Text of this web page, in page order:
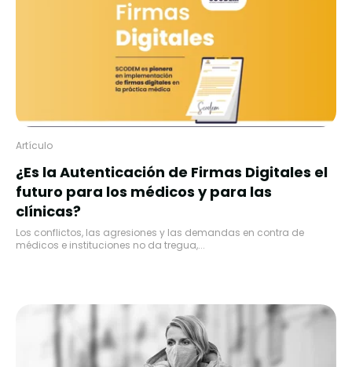
Artículo
¿Es la Autenticación de Firmas Digitales el
futuro para los médicos y para las
clínicas?
Los conflictos, las agresiones y las demandas en contra de
médicos e instituciones no da tregua,...